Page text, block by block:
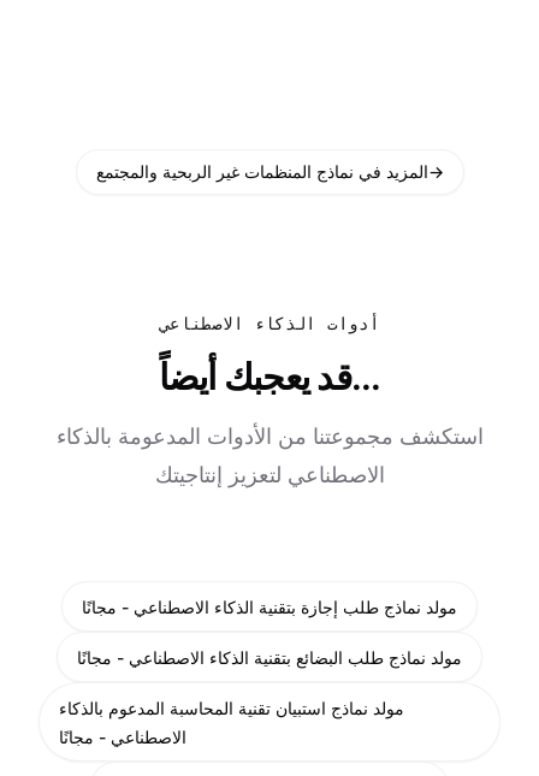
المزيد في نماذج المنظمات غير الربحية والمجتمع→
أدوات الذكاء الاصطناعي
قد يعجبك أيضاً...
استكشف مجموعتنا من الأدوات المدعومة بالذكاء
الاصطناعي لتعزيز إنتاجيتك
مولد نماذج طلب إجازة بتقنية الذكاء الاصطناعي - مجانًا
مولد نماذج طلب البضائع بتقنية الذكاء الاصطناعي - مجانًا
مولد نماذج استبيان تقنية المحاسبة المدعوم بالذكاء
الاصطناعي - مجانًا